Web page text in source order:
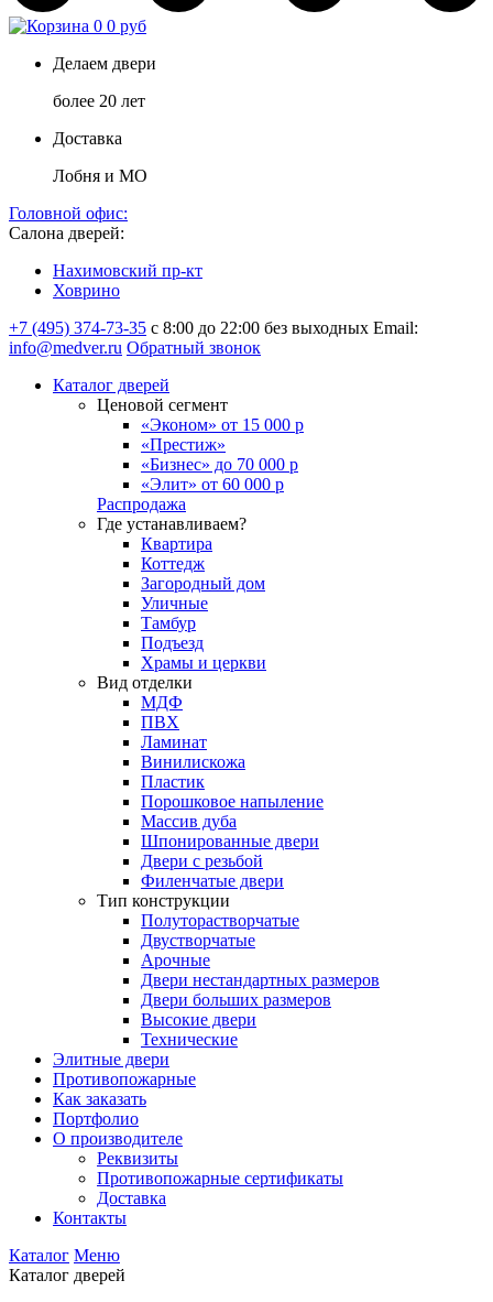
0 0 руб
Делаем двери
более 20 лет
Доставка
Лобня и МО
Головной офис:
Салона дверей:
Нахимовский пр-кт
Ховрино
+7 (495) 374-73-35 с 8:00 до 22:00 без выходных Email:
info@medver.ru Обратный звонок
Каталог дверей
Ценовой сегмент
«Эконом» от 15 000 р
«Престиж»
«Бизнес» до 70 000 р
«Элит» от 60 000 р
Распродажа
Где устанавливаем?
Квартира
Коттедж
Загородный дом
Уличные
Тамбур
Подъезд
Храмы и церкви
Вид отделки
МДФ
ПВХ
Ламинат
Винилискожа
Пластик
Порошковое напыление
Массив дуба
Шпонированные двери
Двери с резьбой
Филенчатые двери
Тип конструкции
Полуторастворчатые
Двустворчатые
Арочные
Двери нестандартных размеров
Двери больших размеров
Высокие двери
Технические
Элитные двери
Противопожарные
Как заказать
Портфолио
О производителе
Реквизиты
Противопожарные сертификаты
Доставка
Контакты
Каталог Меню
Каталог дверей